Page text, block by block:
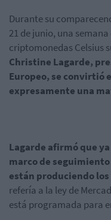
Durante su
21 de junio, una
criptomonedas Celsius
Christine Lagarde,
Europeo, se convirtió
expresamente una
Lagarde afirmó que
marco de
están produciendo
refería a la ley de
está programada para